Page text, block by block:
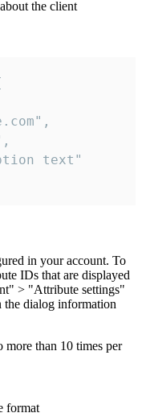
the client
text"
in your account. To
IDs that are displayed
> "Attribute settings"
the dialog information
than 10 times per
format